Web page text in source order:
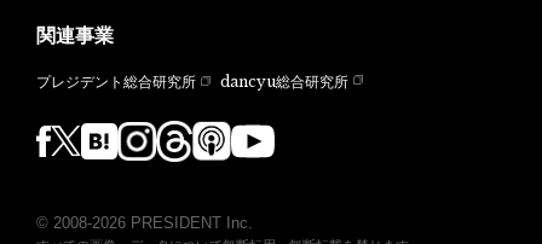
関連事業
プレジデント総合研究所 dancyu総合研究所
© 2008-2026 PRESIDENT Inc.